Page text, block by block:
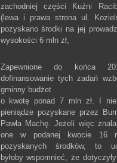
zachodniej części Kuźni
(lewa i prawa strona ul.
pozyskano środki na jej
wysokości 6 mln zł,
Zapewnione do końca
dofinansowanie tych zadań
gminny budżet
o kwotę ponad 7 mln zł. I
pieniądze pozyskane przez
Pawła Machę. Jeżeli więc
one w podanej kwocie 16
pozyskanych środków, to
byłoby wspomnieć, że